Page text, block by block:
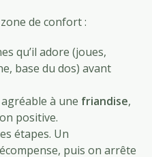
de confort :
qu’il adore (joues,
base du dos) avant
à une friandise,
positive.
étapes. Un
puis on arrête